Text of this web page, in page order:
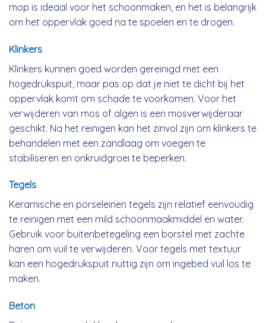
mop is ideaal voor het schoonmaken, en het is belangrijk
om het oppervlak goed na te spoelen en te drogen.
Klinkers
Klinkers kunnen goed worden gereinigd met een
hogedrukspuit, maar pas op dat je niet te dicht bij het
oppervlak komt om schade te voorkomen. Voor het
verwijderen van mos of algen is een mosverwijderaar
geschikt. Na het reinigen kan het zinvol zijn om klinkers te
behandelen met een zandlaag om voegen te
stabiliseren en onkruidgroei te beperken.
Tegels
Keramische en porseleinen tegels zijn relatief eenvoudig
te reinigen met een mild schoonmaakmiddel en water.
Gebruik voor buitenbetegeling een borstel met zachte
haren om vuil te verwijderen. Voor tegels met textuur
kan een hogedrukspuit nuttig zijn om ingebed vuil los te
maken.
Beton